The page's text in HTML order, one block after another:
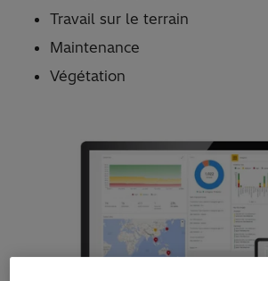
Travail sur le terrain
Maintenance
Végétation